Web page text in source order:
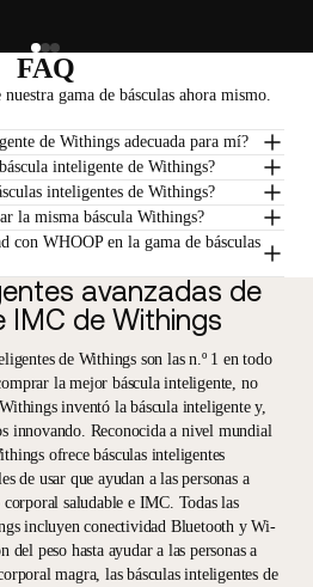
FAQ
gama de básculas ahora mismo.
de Withings adecuada para mí?
inteligente de Withings?
inteligentes de Withings?
la misma báscula Withings?
con WHOOP en la gama de básculas
avanzadas de
IMC de Withings
de Withings son las n.º 1 en todo
la mejor báscula inteligente, no
inventó la báscula inteligente y,
innovando. Reconocida a nivel mundial
ofrece básculas inteligentes
de usar que ayudan a las personas a
corporal saludable e IMC. Todas las
incluyen conectividad Bluetooth y Wi-
peso hasta ayudar a las personas a
magra, las básculas inteligentes de